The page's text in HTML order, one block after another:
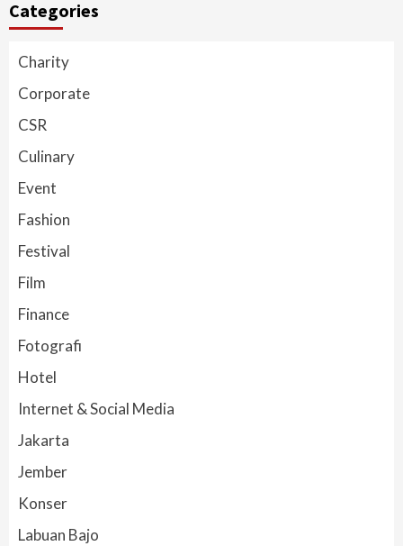
Categories
Charity
Corporate
CSR
Culinary
Event
Fashion
Festival
Film
Finance
Fotografi
Hotel
Internet & Social Media
Jakarta
Jember
Konser
Labuan Bajo